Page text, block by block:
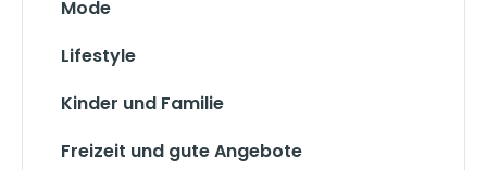
Mode
Lifestyle
Kinder und Familie
Freizeit und gute Angebote